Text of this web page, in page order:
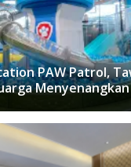
PAW Patrol,
BSD